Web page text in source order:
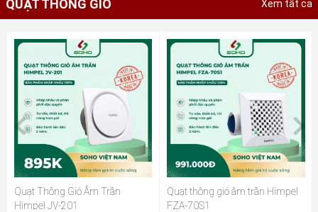
QUẠT THÔNG GIÓ Xem tất cả
Quạt Thông Gió Âm Trần
Himpel JV-201
Quạt thông gió âm trần Himpel
FZA-70S1